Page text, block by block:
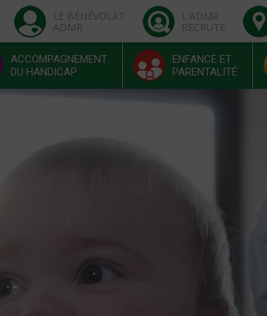
LE BÉNÉVOLAT
ADMR
L'ADMR
RECRUTE
ACCOMPAGNEMENT
DU HANDICAP
ENFANCE ET
PARENTALITÉ